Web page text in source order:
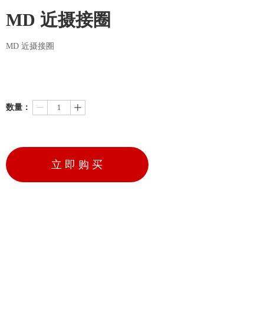
MD 近摄接圈
MD 近摄接圈
数量： ꄷ ꄸ
立 即 购 买